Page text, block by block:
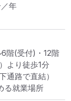
年
階(受付)・12階
より徒歩1分
通路で直結）
る就業場所